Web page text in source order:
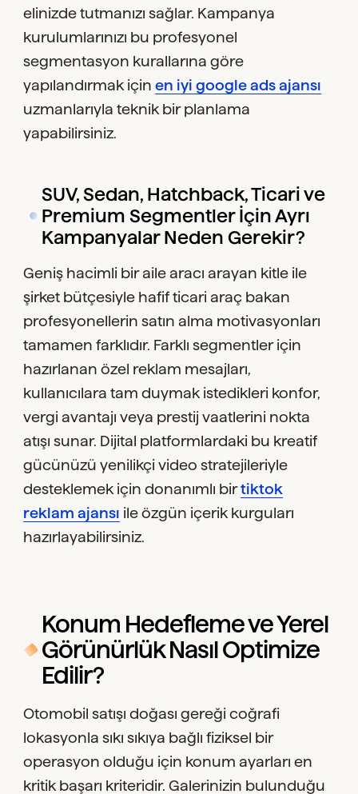
elinizde tutmanızı sağlar. Kampanya
kurulumlarınızı bu profesyonel
segmentasyon kurallarına göre
yapılandırmak içinen iyi google ads ajansı
uzmanlarıyla teknik bir planlama
yapabilirsiniz.
SUV, Sedan, Hatchback, Ticari ve
Premium Segmentler İçin Ayrı
Kampanyalar Neden Gerekir?
Geniş hacimli bir aile aracı arayan kitle ile
şirket bütçesiyle hafif ticari araç bakan
profesyonellerin satın alma motivasyonları
tamamen farklıdır. Farklı segmentler için
hazırlanan özel reklam mesajları,
kullanıcılara tam duymak istedikleri konfor,
vergi avantajı veya prestij vaatlerini nokta
atışı sunar. Dijital platformlardaki bu kreatif
gücünüzü yenilikçi video stratejileriyle
desteklemek için donanımlı birtiktok
reklam ajansı ile özgün içerik kurguları
hazırlayabilirsiniz.
Konum Hedefleme ve Yerel
Görünürlük Nasıl Optimize
Edilir?
Otomobil satışı doğası gereği coğrafi
lokasyonla sıkı sıkıya bağlı fiziksel bir
operasyon olduğu için konum ayarları en
kritik başarı kriteridir. Galerinizin bulunduğu